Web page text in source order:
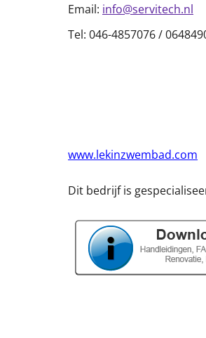
Email: info@servitech.nl
Tel: 046-4857076 /
www.lekinzwembad.com
Dit bedrijf is